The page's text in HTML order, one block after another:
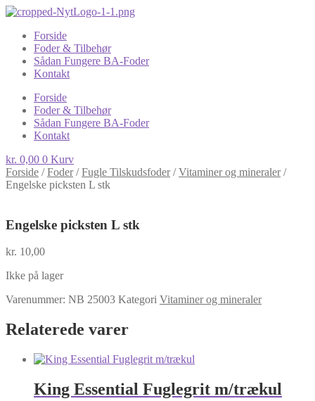
Forside
Foder & Tilbehør
Sådan Fungere BA-Foder
Kontakt
Forside
Foder & Tilbehør
Sådan Fungere BA-Foder
Kontakt
kr. 0,00 0 Kurv
Forside /Foder/Fugle Tilskudsfoder/Vitaminer og mineraler/
Engelske picksten L stk
Engelske picksten L stk
kr. 10,00
Ikke på lager
Varenummer: NB 25003 Kategori Vitaminer og mineraler
Relaterede varer
King Essential Fuglegrit m/trækul